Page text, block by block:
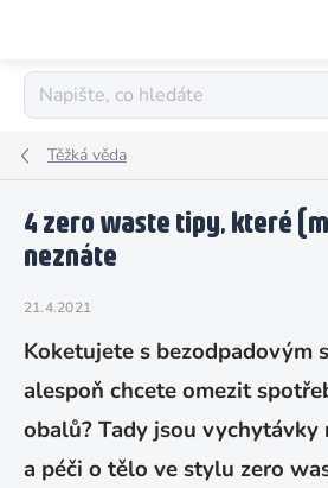
Těžká věda
4 zero waste tipy, které
neznáte
21.4.2021
Koketujete s bezodpadovým
alespoň chcete omezit
obalů? Tady jsou vychytávky
a péči o tělo ve stylu zero